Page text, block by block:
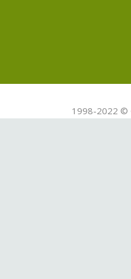
1998-2022 ©